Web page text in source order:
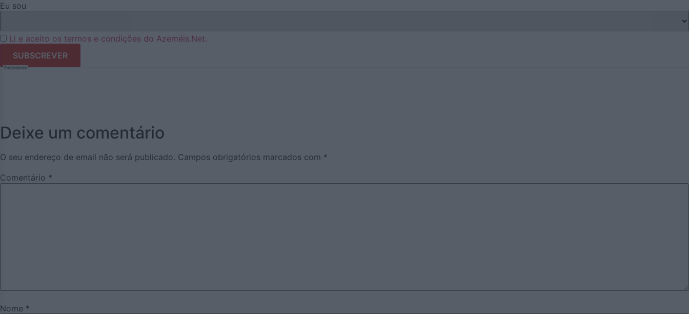
Eu sou
Li e aceito os termos e condições do Azeméis.Net.
Publicidade
Deixe um comentário
O seu endereço de email não será publicado. Campos obrigatórios marcados com *
Comentário *
Nome *